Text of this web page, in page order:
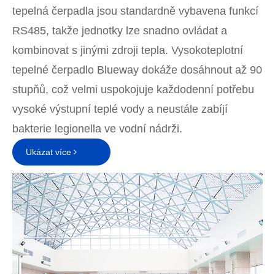
tepelná čerpadla jsou standardně vybavena funkcí
RS485, takže jednotky lze snadno ovládat a
kombinovat s jinými zdroji tepla. Vysokoteplotní
tepelné čerpadlo Blueway dokáže dosáhnout až 90
stupňů, což velmi uspokojuje každodenní potřebu
vysoké výstupní teplé vody a neustále zabíjí
bakterie legionella ve vodní nádrži.
Ukázat více